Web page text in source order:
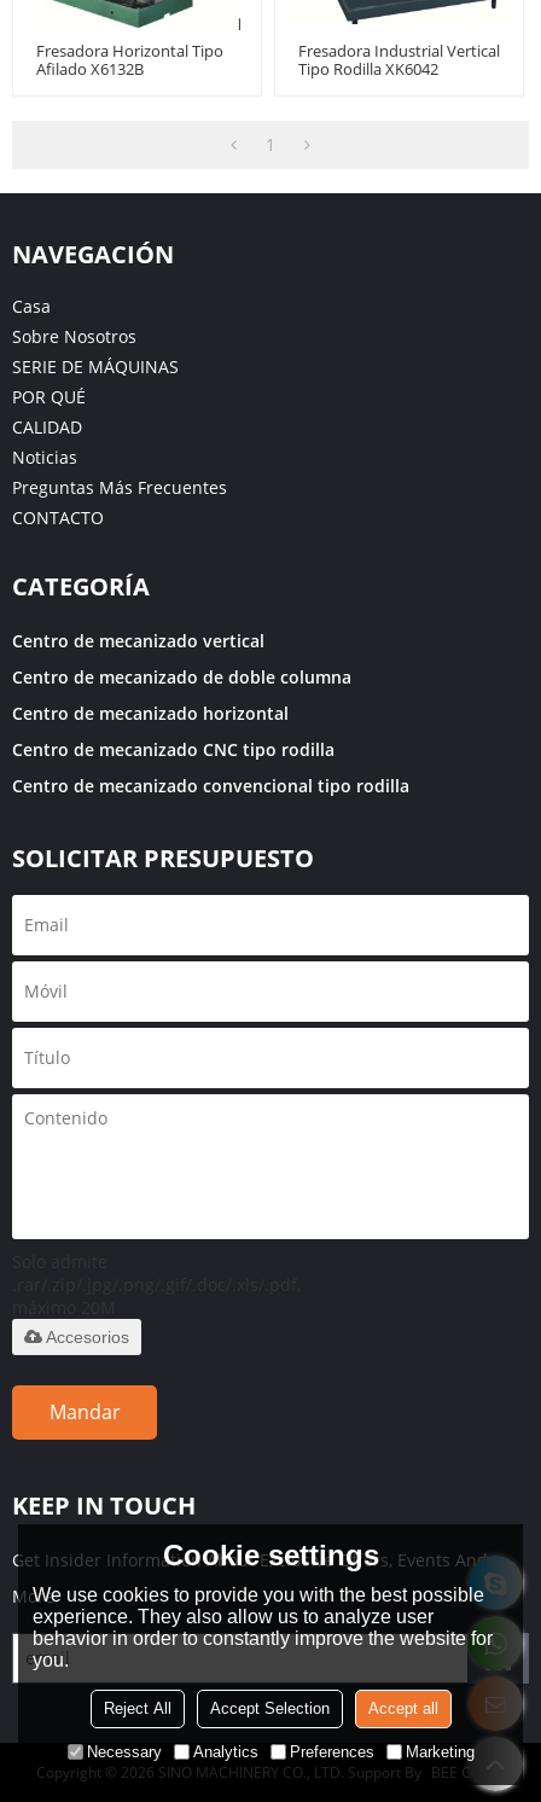
Fresadora Horizontal Tipo
Afilado X6132B
Fresadora Industrial Vertical
Tipo Rodilla XK6042
1
NAVEGACIÓN
Casa
Sobre Nosotros
SERIE DE MÁQUINAS
POR QUÉ
CALIDAD
Noticias
Preguntas Más Frecuentes
CONTACTO
CATEGORÍA
Centro de mecanizado vertical
Centro de mecanizado de doble columna
Centro de mecanizado horizontal
Centro de mecanizado CNC tipo rodilla
Centro de mecanizado convencional tipo rodilla
SOLICITAR PRESUPUESTO
Accesorios
Mandar
KEEP IN TOUCH
Get Insider Information About Exclusive Offers, Events And
More!
Copyright © 2026 SINO MACHINERY CO., LTD. Support By BEE Cloud
Cookie settings
We use cookies to provide you with the best possible
experience. They also allow us to analyze user
behavior in order to constantly improve the website for
you.
Reject All Accept Selection Accept all
Necessary Analytics Preferences Marketing